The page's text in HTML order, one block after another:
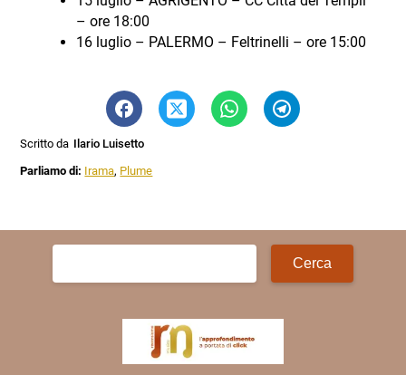
– ore 18:00
16 luglio – PALERMO – Feltrinelli – ore 15:00
Scritto da Ilario Luisetto
Parliamo di: Irama, Plume
Ricerca